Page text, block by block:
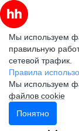
Мы используем
правильную
сетевой трафик.
Правила
Мы используем
файлов cookie
Понятно